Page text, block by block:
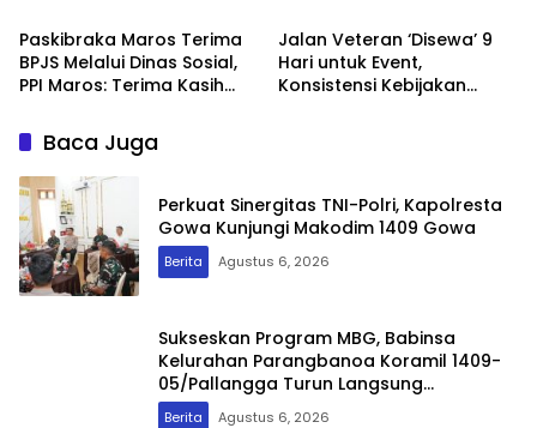
Paskibraka Maros Terima
BPJS Melalui Dinas Sosial,
PPI Maros: Terima Kasih
Jalan Veteran ‘Disewa’ 9
Hari untuk Event,
Konsistensi Kebijakan
Baca Juga
Perkuat Sinergitas TNI-Polri, Kapolresta
Gowa Kunjungi Makodim 1409 Gowa
Berita Agustus 6, 2026
Sukseskan Program MBG, Babinsa
Kelurahan Parangbanoa Koramil 1409-
05/Pallangga Turun Langsung
Pendampingan di Sekolah
Berita Agustus 6, 2026